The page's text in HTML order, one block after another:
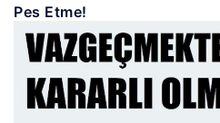
Pes Etme!